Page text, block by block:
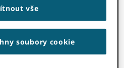
kterém lidé ve
ORCID toho dosáhl
2012 byl pro mě
vše
soubory cookie